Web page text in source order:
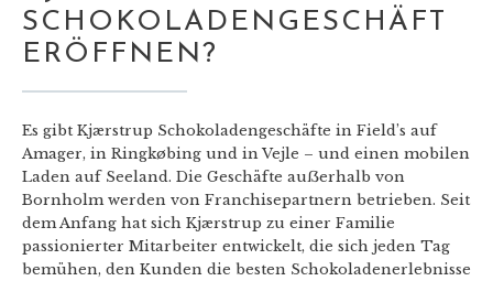
SCHOKOLADENGESCHÄFT
ERÖFFNEN?
Es gibt Kjærstrup Schokoladengeschäfte in Field’s auf
Amager, in Ringkøbing und in Vejle – und einen mobilen
Laden auf Seeland. Die Geschäfte auẞerhalb von
Bornholm werden von Franchisepartnern betrieben. Seit
dem Anfang hat sich Kjærstrup zu einer Familie
passionierter Mitarbeiter entwickelt, die sich jeden Tag
bemühen, den Kunden die besten Schokoladenerlebnisse